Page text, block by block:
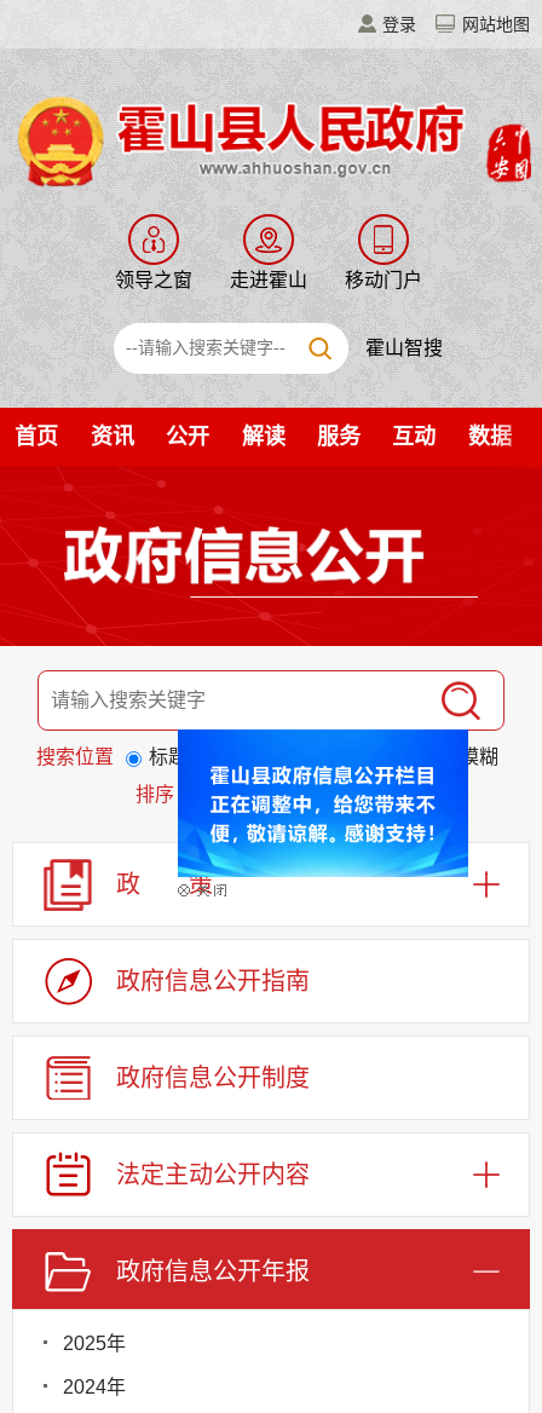
登录 网站地图
领导之窗 走进霍山 移动门户
霍山智搜
首页 资讯 公开 解读 服务 互动 数据
搜索位置 标题
模糊
排序
发布日期 相关程度
政 策
政府信息公开指南
政府信息公开制度
法定主动公开内容
政府信息公开年报
2025年
2024年